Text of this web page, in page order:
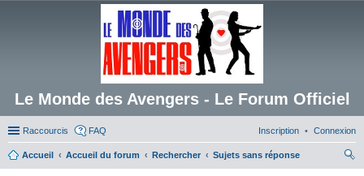
Le Monde des Avengers - Le Forum Officiel
Raccourcis FAQ Connexion
Inscription
Accueil Accueil du forum Rechercher
Sujets sans réponse